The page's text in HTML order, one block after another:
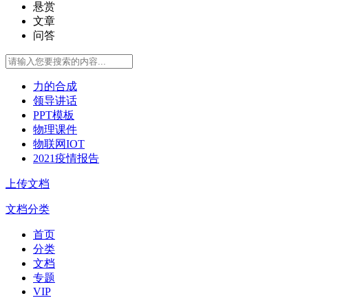
悬赏
文章
问答
力的合成
领导讲话
PPT模板
物理课件
物联网IOT
2021疫情报告
上传文档
文档分类
首页
分类
文档
专题
VIP